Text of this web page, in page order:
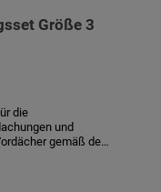
Größe 3
die
und
gemäß des
Hut-Muttern,